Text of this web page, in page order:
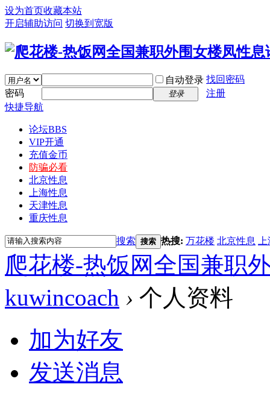
设为首页收藏本站
开启辅助访问 切换到宽版
自动登录 找回密码
密码
登录
注册
快捷导航
论坛BBS
VIP开通
充值金币
防骗必看
北京性息
上海性息
天津性息
重庆性息
搜索 搜索 热搜: 万花楼 北京性息
爬花楼-热饭网全国兼职
kuwincoach › 个人资料
加为好友
发送消息